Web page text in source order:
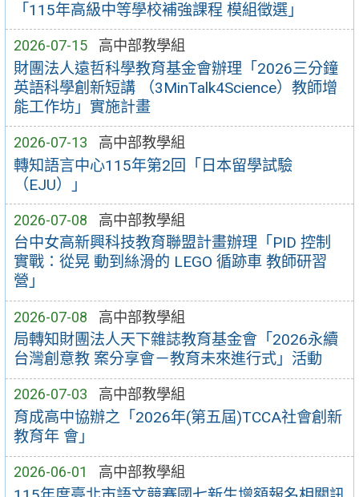
「115年高級中等學校補強課程 模組徵選」
2026-07-15 高中部教學組
財團法人遠哲科學教育基金會辦理「2026三分鐘
英語科學創新短講 （3MinTalk4Science）教師增
能工作坊」實施計畫
2026-07-13 高中部教學組
轉知語言中心115年第2回「日本留學試驗
（EJU）」
2026-07-08 高中部教學組
台中女高新興科技教育聯盟計畫辦理「PID 控制
實戰：從晃 動到絲滑的 LEGO 循跡車 教師研習
營」
2026-07-08 高中部教學組
局轉知財團法人天下雜誌教育基金會「2026永續
台灣創意教 案分享會－教育未來進行式」活動
2026-07-03 高中部教學組
育成高中協辦之「2026年(第五屆)TCCA社會創新
教育年 會」
2026-06-01 高中部教學組